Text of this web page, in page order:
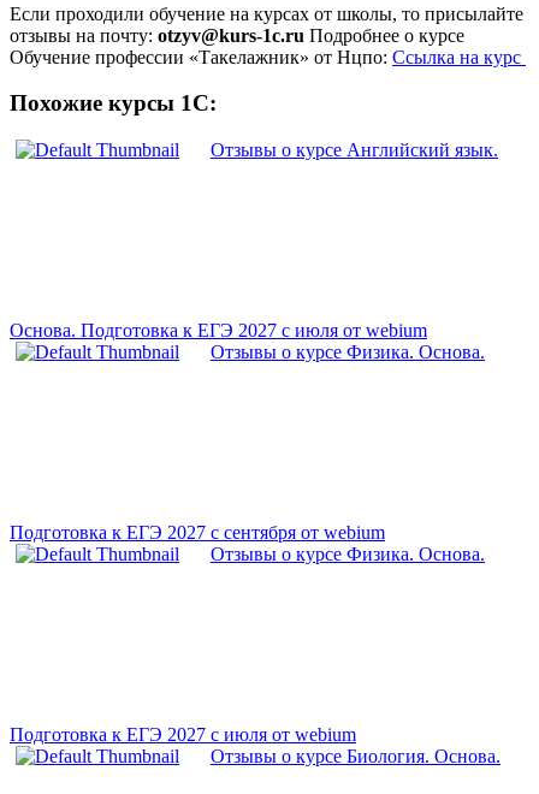
Если проходили обучение на курсах от школы, то присылайте
отзывы на почту: otzyv@kurs-1c.ru Подробнее о курсе
Обучение профессии «Такелажник» от Нцпо: Ссылка на курс
Похожие курсы 1С:
Отзывы о курсе Английский язык.
Основа. Подготовка к ЕГЭ 2027 с июля от webium
Отзывы о курсе Физика. Основа.
Подготовка к ЕГЭ 2027 с сентября от webium
Отзывы о курсе Физика. Основа.
Подготовка к ЕГЭ 2027 с июля от webium
Отзывы о курсе Биология. Основа.